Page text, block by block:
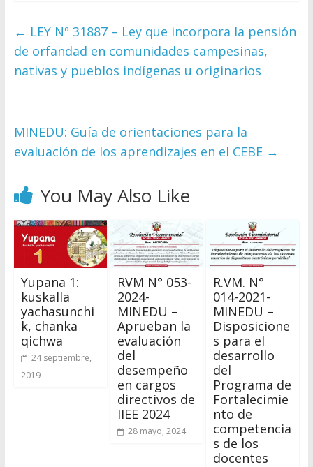
← LEY Nº 31887 – Ley que incorpora la pensión
de orfandad en comunidades campesinas,
nativas y pueblos indígenas u originarios
MINEDU: Guía de orientaciones para la
evaluación de los aprendizajes en el CEBE →
You May Also Like
Yupana 1:
kuskalla
yachasunchi
k, chanka
qichwa
24 septiembre,
2019
RVM N° 053-
2024-
MINEDU –
Aprueban la
evaluación
del
desempeño
en cargos
directivos de
IIEE 2024
28 mayo, 2024
R.VM. N°
014-2021-
MINEDU –
Disposicione
s para el
desarrollo
del
Programa de
Fortalecimie
nto de
competencia
s de los
docentes